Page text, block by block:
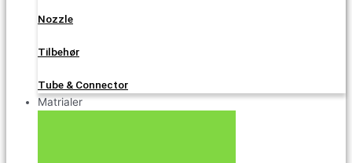
Nozzle
Tilbehør
Tube & Connector
Matrialer